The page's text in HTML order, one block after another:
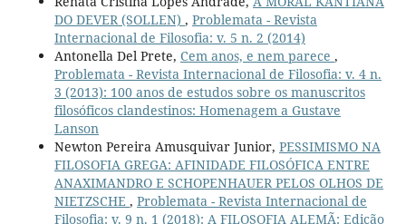
DO DEVER (SOLLEN) , Problemata - Revista
Internacional de Filosofia: v. 5 n. 2 (2014)
Antonella Del Prete, Cem anos, e nem parece ,
Problemata - Revista Internacional de Filosofia: v. 4 n.
3 (2013): 100 anos de estudos sobre os manuscritos
filosóficos clandestinos: Homenagem a Gustave
Lanson
Newton Pereira Amusquivar Junior, PESSIMISMO NA
FILOSOFIA GREGA: AFINIDADE FILOSÓFICA ENTRE
ANAXIMANDRO E SCHOPENHAUER PELOS OLHOS DE
NIETZSCHE , Problemata - Revista Internacional de
Filosofia: v. 9 n. 1 (2018): A FILOSOFIA ALEMÃ: Edição